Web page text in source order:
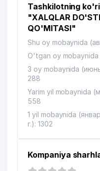
MChJ
13 ENERGOREMONT
14
AIRCUZ
AVTOMOBILDA
15
16 ACCORD GROUP
17 DEMO DEKOR
18
19 AVA TEN
Tashkilotning
"XALQLAR
QO'MITASI"
Shu oy mobaynida
O'tgan oy mobaynida
3 oy mobaynida
288
Yarim yil mobaynida
558
1 yil mobaynida
г.): 1302
Kompaniya